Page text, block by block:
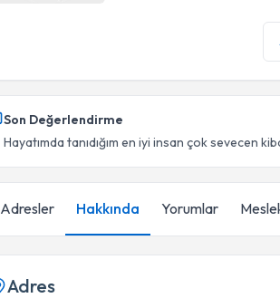
Son Değerlendirme
Hayatımda tanıdığım en iyi insan çok sevecen
Adresler Hakkında Yorumlar
Adres